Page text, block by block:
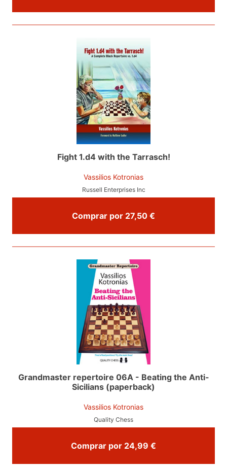
Fight 1.d4 with the Tarrasch!
Vassilios Kotronias
Russell Enterprises Inc
Comprar por 27,50 €
Grandmaster repertoire 06A - Beating the Anti-
Sicilians (paperback)
Vassilios Kotronias
Quality Chess
Comprar por 24,99 €